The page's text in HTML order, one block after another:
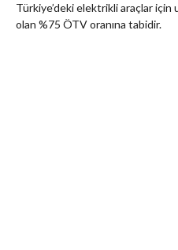
Türkiye’deki elektrikli araçlar
olan %75 ÖTV oranına tabidir.